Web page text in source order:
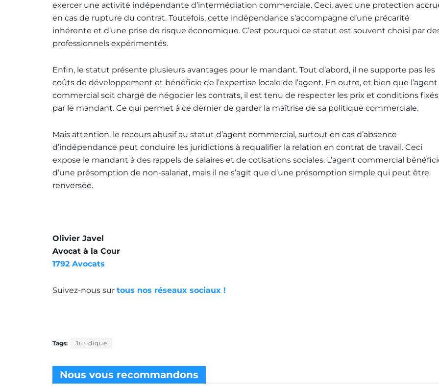
exercer une activité indépendante d’intermédiation commerciale. Ceci, avec une protection
en cas de rupture du contrat. Toutefois, cette indépendance s’accompagne d’une précarité
inhérente et d’une prise de risque économique. C’est pourquoi ce statut est souvent choisi par
professionnels expérimentés.
Enfin, le statut présente plusieurs avantages pour le mandant. Tout d’abord, il ne supporte pas les
coûts de développement et bénéficie de l’expertise locale de l’agent. En outre, et bien que l’agent
commercial soit chargé de négocier les contrats, il est tenu de respecter les prix et conditions fixés
par le mandant. Ce qui permet à ce dernier de garder la maîtrise de sa politique commerciale.
Mais attention, le recours abusif au statut d’agent commercial, surtout en cas d’absence
d’indépendance peut conduire les juridictions à requalifier la relation en contrat de travail. Ceci
expose le mandant à des rappels de salaires et de cotisations sociales. L’agent commercial
d’une présomption de non-salariat, mais il ne s’agit que d’une présomption simple qui peut être
renversée.
Olivier Javel
Avocat à la Cour
1792 Avocats
Suivez-nous sur tous nos réseaux sociaux !
Tags: Juridique
Nous vous recommandons